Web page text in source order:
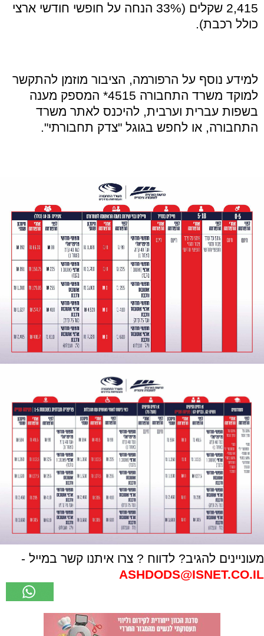
2,415 שקלים (33% הנחה על חופשי חודשי ארצי
כולל רכבת).
למידע נוסף על הרפורמה, הציבור מוזמן להתקשר
למוקד משרד התחבורה 4515* המספק מענה
בשפות עברית וערבית, להיכנס לאתר משרד
התחבורה, או לחפש בגוגל "צדק תחבורתי".
מעוניינים להגיב? לדווח ? צרו איתנו קשר במייל -
ASHDODS@ISNET.CO.IL